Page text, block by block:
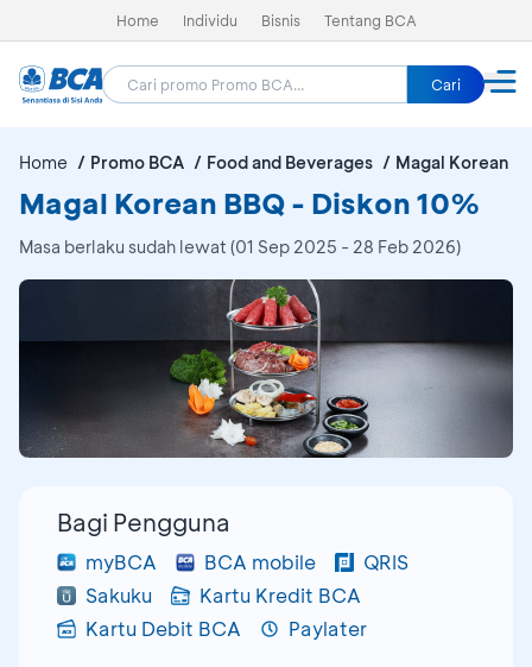
Home Individu Bisnis Tentang BCA
Cari
Home Promo BCA Food and Beverages Magal Korean
Magal Korean BBQ - Diskon 10%
Masa berlaku sudah lewat (01 Sep 2025 - 28 Feb 2026)
Bagi Pengguna
myBCA BCA mobile
QRIS
Sakuku
Kartu Kredit BCA
Kartu Debit BCA
Paylater